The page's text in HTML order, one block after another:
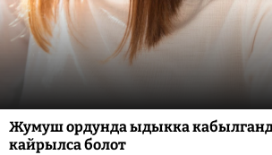
Жумуш ордунда ыдыкка
кайрылса болот